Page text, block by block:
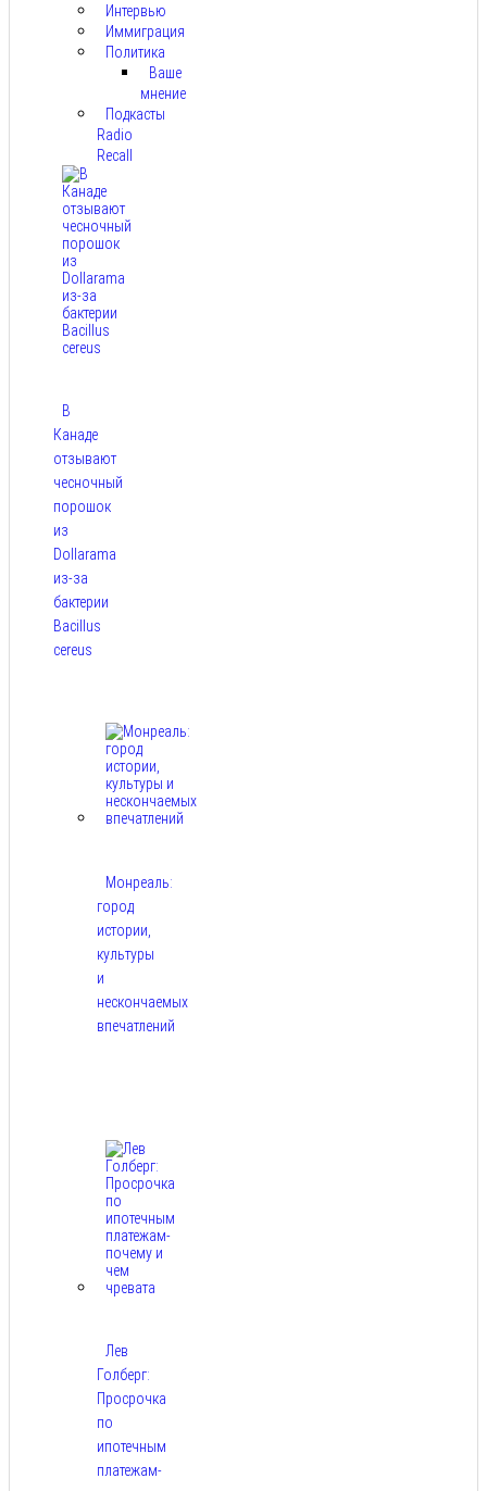
Интервью
Иммиграция
Политика
Ваше
мнение
Подкасты
Radio
Recall
В
Канаде
отзывают
чесночный
порошок
из
Dollarama
из-за
бактерии
Bacillus
cereus
Монреаль:
город
истории,
культуры
и
нескончаемых
впечатлений
Лев
Голберг:
Просрочка
по
ипотечным
платежам-